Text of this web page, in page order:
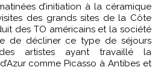
d’initiation à la céramique
des grands sites de la Côte
des TO américains et la société
de décliner ce type de séjours
artistes ayant travaillé la
comme Picasso à Antibes et